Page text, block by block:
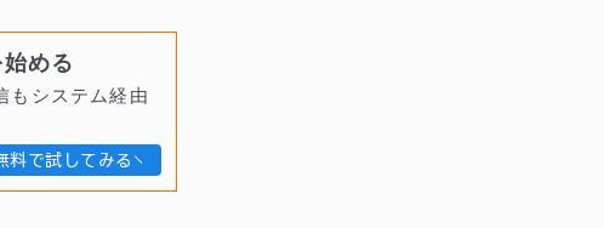
める
もシステム経由
料で試してみる